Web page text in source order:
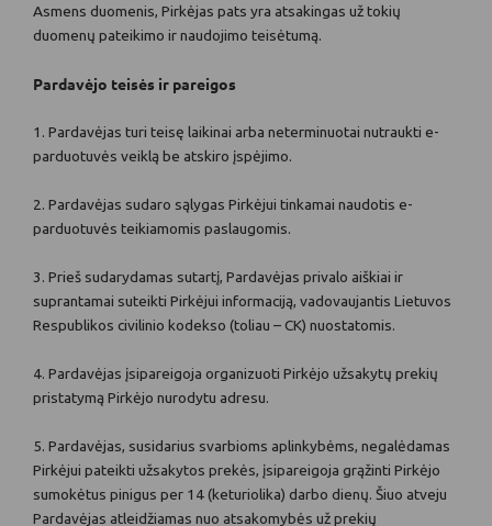
Asmens duomenis, Pirkėjas pats yra atsakingas už tokių
duomenų pateikimo ir naudojimo teisėtumą.
Pardavėjo teisės ir pareigos
1. Pardavėjas turi teisę laikinai arba neterminuotai nutraukti e-
parduotuvės veiklą be atskiro įspėjimo.
2. Pardavėjas sudaro sąlygas Pirkėjui tinkamai naudotis e-
parduotuvės teikiamomis paslaugomis.
3. Prieš sudarydamas sutartį, Pardavėjas privalo aiškiai ir
suprantamai suteikti Pirkėjui informaciją, vadovaujantis Lietuvos
Respublikos civilinio kodekso (toliau – CK) nuostatomis.
4. Pardavėjas įsipareigoja organizuoti Pirkėjo užsakytų prekių
pristatymą Pirkėjo nurodytu adresu.
5. Pardavėjas, susidarius svarbioms aplinkybėms, negalėdamas
Pirkėjui pateikti užsakytos prekės, įsipareigoja grąžinti Pirkėjo
sumokėtus pinigus per 14 (keturiolika) darbo dienų. Šiuo atveju
Pardavėjas atleidžiamas nuo atsakomybės už prekių